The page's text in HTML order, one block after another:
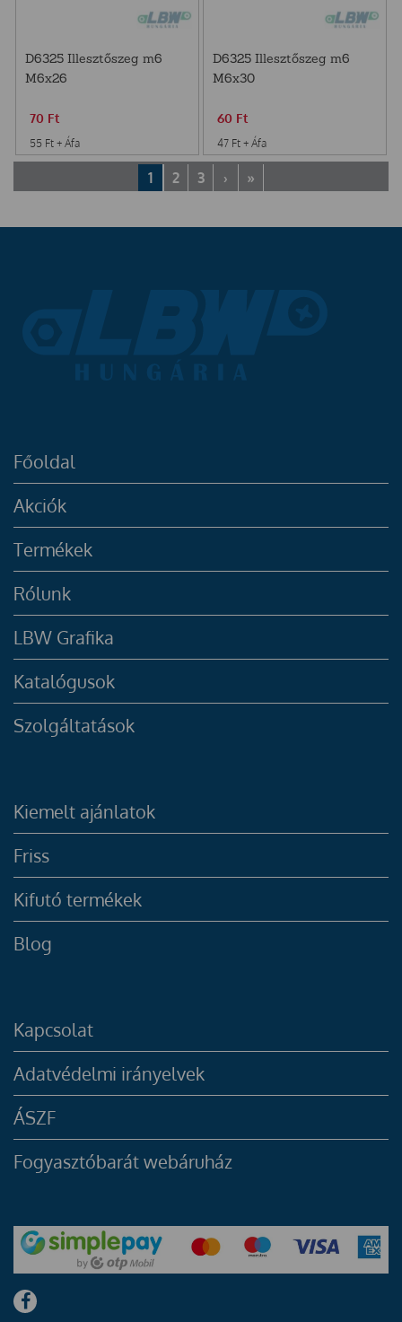
D6325 Illesztőszeg m6
M6x26
70 Ft
55 Ft + Áfa
D6325 Illesztőszeg m6
M6x30
60 Ft
47 Ft + Áfa
1 2 3 › »
Főoldal
Akciók
Termékek
Rólunk
LBW Grafika
Katalógusok
Szolgáltatások
Kiemelt ajánlatok
Friss
Kifutó termékek
Blog
Kapcsolat
Adatvédelmi irányelvek
ÁSZF
Fogyasztóbarát webáruház